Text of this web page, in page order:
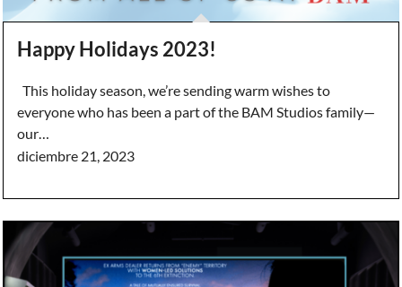
Happy Holidays 2023!
This holiday season, we’re sending warm wishes to
everyone who has been a part of the BAM Studios family—
our…
diciembre 21, 2023